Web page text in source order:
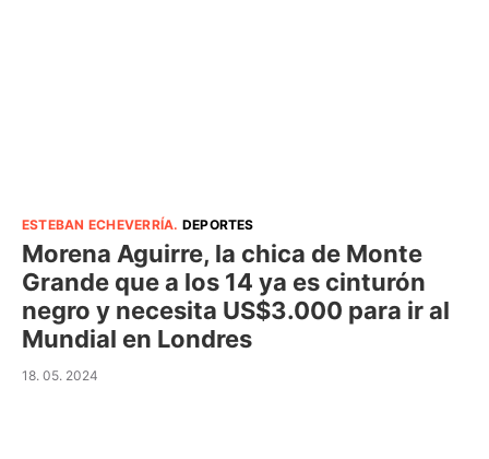
ESTEBAN ECHEVERRÍA. DEPORTES
Morena Aguirre, la chica de Monte
Grande que a los 14 ya es cinturón
negro y necesita US$3.000 para ir al
Mundial en Londres
18. 05. 2024